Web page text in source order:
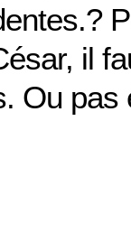
il
Ou pas